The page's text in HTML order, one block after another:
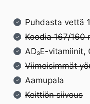
Puhdasta vettä
Koodia 167/160
AD₃E-vitamiinit,
Viimeisimmät
Aamupala
Keittiön siivous